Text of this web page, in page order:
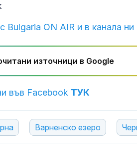
Bulgaria ON AIR и в канала ни
източници в Google
във Facebook ТУК
Варненско езеро